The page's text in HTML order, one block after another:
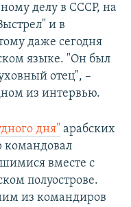
делу в СССР, на
и в
даже сегодня
языке. "Он был
отец", –
из интервью.
дня" арабских
командовал
вместе с
полуострове.
из командиров